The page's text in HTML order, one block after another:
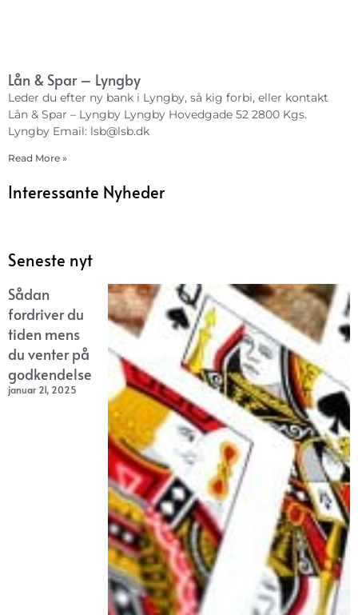
Lån & Spar – Lyngby
Leder du efter ny bank i Lyngby, så kig forbi, eller kontakt
Lån & Spar – Lyngby Lyngby Hovedgade 52 2800 Kgs.
Lyngby Email: lsb@lsb.dk
Read More »
Interessante Nyheder
Seneste nyt
Sådan
fordriver du
tiden mens
du venter på
godkendelse
januar 21, 2025